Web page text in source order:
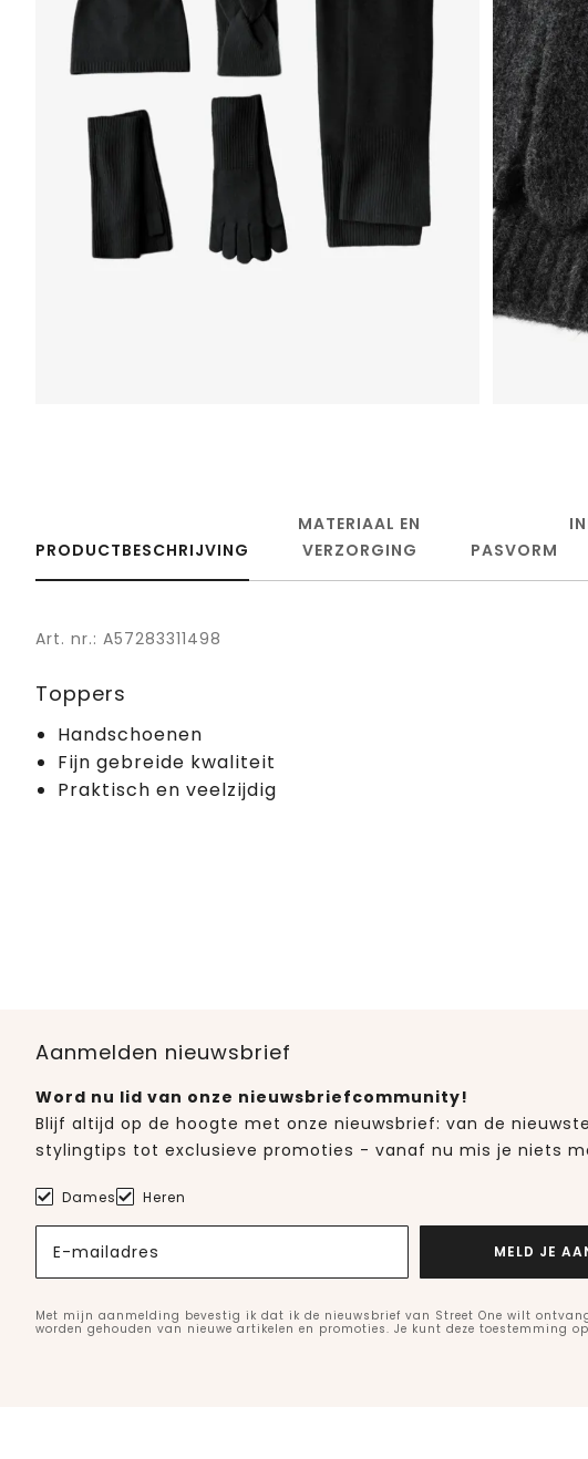
PRODUCTBESCHRIJVING
MATERIAAL EN
VERZORGING
PASVORM
Art. nr.: A57283311498
Toppers
Handschoenen
Fijn gebreide kwaliteit
Praktisch en veelzijdig
Aanmelden nieuwsbrief
Word nu lid van onze nieuwsbriefcommunity!
Blijf altijd op de hoogte met onze nieuwsbrief: van de
stylingtips tot exclusieve promoties - vanaf nu mis je niets
Dames Heren
E-mailadres MELD JE
Met mijn aanmelding bevestig ik dat ik de nieuwsbrief van Street One wilt
worden gehouden van nieuwe artikelen en promoties. Je kunt deze toestemming